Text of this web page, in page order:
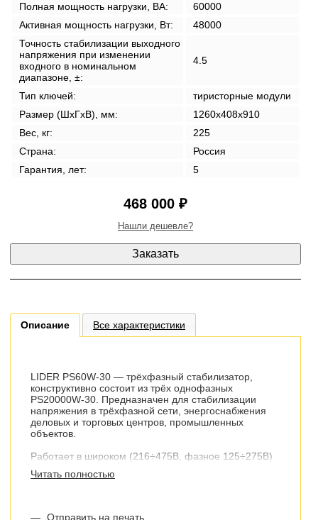
Полная мощность нагрузки, ВА:
60000
Активная мощность нагрузки, Вт:
48000
Точность стабилизации выходного
напряжения при изменении
входного в номинальном
диапазоне, ±:
4.5
Тип ключей:
тиристорные модули
Размер (ШxГxВ), мм:
1260x408x910
Вес, кг:
225
Страна:
Россия
Гарантия, лет:
5
468 000 ₽
Нашли дешевле?
Описание Все характеристики
LIDER PS60W-30 — трёхфазный стабилизатор,
конструктивно состоит из трёх однофазных
PS20000W-30. Предназначен для стабилизации
напряжения в трёхфазной сети, энергоснабжения
деловых и торговых центров, промышленных
объектов.
Работает в широком (216÷475В, фазное 125÷275В)
реагирует на изменения сети, оборудован защитой
восстановлении входного напряжения.
Читать полностью
— Отправить на печать